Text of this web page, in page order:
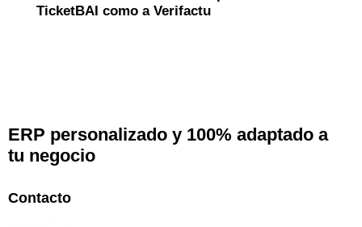
TicketBAI como a Verifactu
ERP personalizado y 100% adaptado a
tu negocio
Contacto